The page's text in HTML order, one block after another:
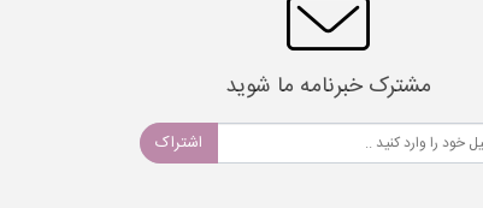
مشترک خبرنامه ما شوید
اشتراک